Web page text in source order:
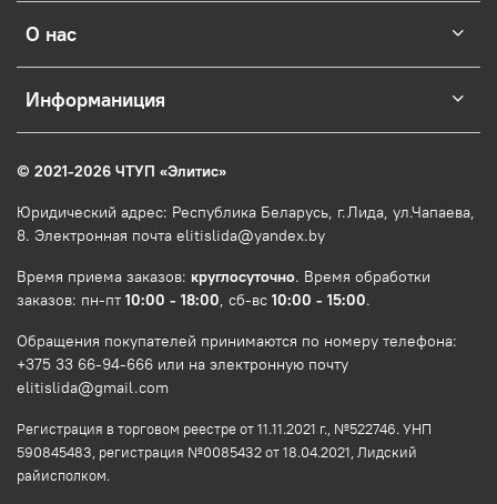
О нас
Информаниция
© 2021-2026 ЧТУП «Элитис»
Юридический адрес: Республика Беларусь, г.Лида, ул.Чапаева,
8. Электронная почта elitislida@yandex.by
Время приема заказов: круглосуточно. Время обработки
заказов: пн-пт 10:00 - 18:00, сб-вс 10:00 - 15:00.
Обращения покупателей принимаются по номеру телефона:
+375 33 66-94-666 или на электронную почту
elitislida@gmail.com
Регистрация в торговом реестре от 11.11.2021 г., №522746. УНП
590845483, регистрация №0085432 от 18.04.2021, Лидский
райисполком.